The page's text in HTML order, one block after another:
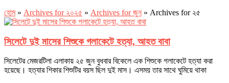
হোম» Archives for ২০২৫ » Archives for জুন » Archives for ২৫
সিলেটে দুই মাসের শিশুকে গলাকেটে হত্যা, আহত বাবা
সিলেটের মেজরটিলা এলাকায় ২৫ জুন বুধবার বিকেলে এক শিশুকে গলাকেটে হত্যা করা
হয়েছে। হত্যার শিকার শিশুটির বয়স ছিল দুই মাস। এসময় তার সাথে ঘুমিয়ে থাকা